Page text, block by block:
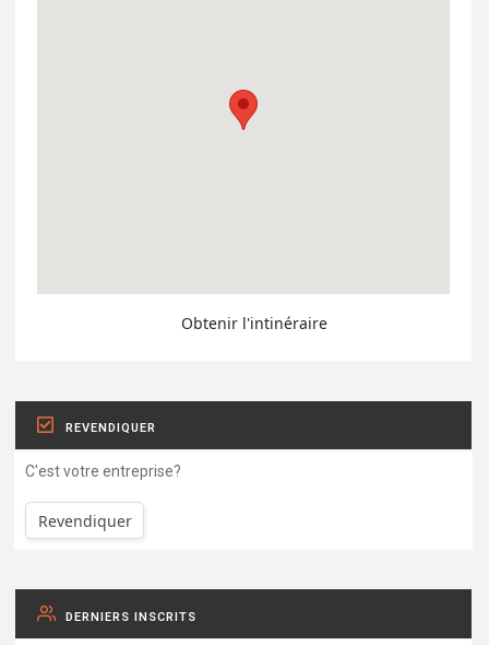
Obtenir l'intinéraire
REVENDIQUER
C'est votre entreprise?
Revendiquer
DERNIERS INSCRITS